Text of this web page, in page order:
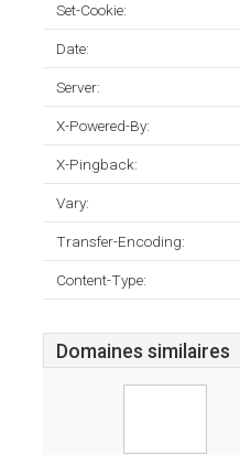
Set-Cookie:
Date:
Server:
X-Powered-By:
X-Pingback:
Vary:
Transfer-Encoding:
Content-Type:
Domaines similaires